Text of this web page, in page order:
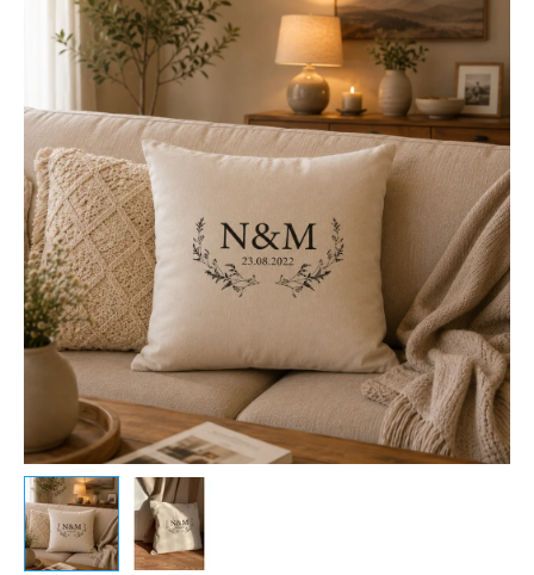
hvězdiček.